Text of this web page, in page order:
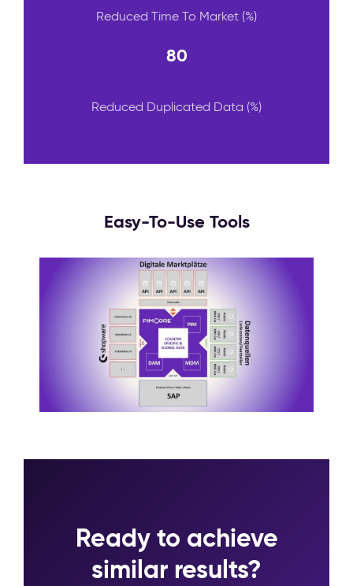
Reduced Time To Market (%)
80
Reduced Duplicated Data (%)
Easy-To-Use Tools
Ready to achieve
similar results?